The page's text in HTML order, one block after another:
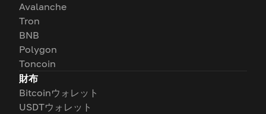
Avalanche
Tron
BNB
Polygon
Toncoin
財布
Bitcoinウォレット
USDTウォレット